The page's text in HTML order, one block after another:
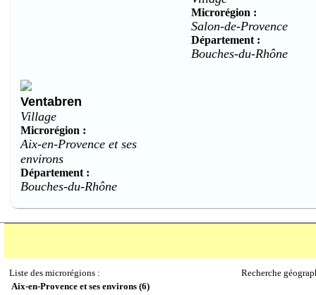
Microrégion :
Salon-de-Provence
Département :
Bouches-du-Rhône
Ventabren
Village
Microrégion :
Aix-en-Provence et ses
environs
Département :
Bouches-du-Rhône
Liste des microrégions :
Aix-en-Provence et ses environs (6)
Recherche